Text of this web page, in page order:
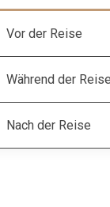
Vor der Reise
Während der Reise
Nach der Reise